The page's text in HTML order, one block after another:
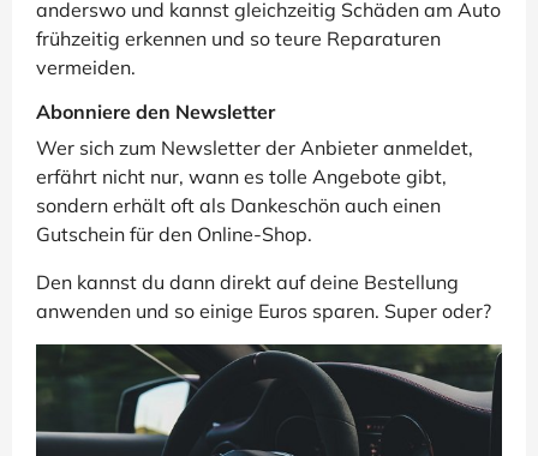
anderswo und kannst gleichzeitig Schäden am Auto
frühzeitig erkennen und so teure Reparaturen
vermeiden.
Abonniere den Newsletter
Wer sich zum Newsletter der Anbieter anmeldet,
erfährt nicht nur, wann es tolle Angebote gibt,
sondern erhält oft als Dankeschön auch einen
Gutschein für den Online-Shop.
Den kannst du dann direkt auf deine Bestellung
anwenden und so einige Euros sparen. Super oder?